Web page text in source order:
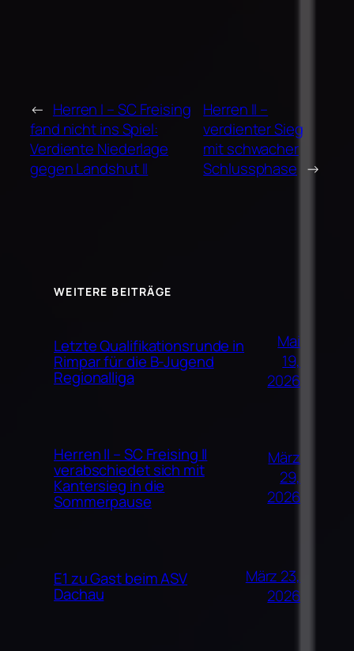
← Herren I – SC Freising
fand nicht ins Spiel:
Verdiente Niederlage
gegen Landshut II
Herren II –
verdienter Sieg
mit schwacher
Schlussphase →
WEITERE BEITRÄGE
Letzte Qualifikationsrunde in
Rimpar für die B-Jugend
Regionalliga
Mai
19,
2026
Herren II – SC Freising II
verabschiedet sich mit
Kantersieg in die
Sommerpause
März
29,
2026
E1 zu Gast beim ASV
Dachau
März 23,
2026